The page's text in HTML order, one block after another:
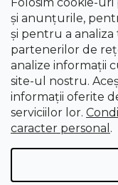
și anunțurile,
și pentru a analiza
partenerilor de
analize informații
site-ul nostru.
informații oferite
serviciilor lor.
caracter personal .